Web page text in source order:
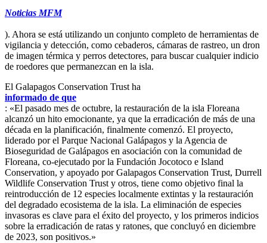
Noticias MFM
). Ahora se está utilizando un conjunto completo de herramientas de
vigilancia y detección, como cebaderos, cámaras de rastreo, un dron
de imagen térmica y perros detectores, para buscar cualquier indicio
de roedores que permanezcan en la isla.
El Galapagos Conservation Trust ha
informado de que
: «El pasado mes de octubre, la restauración de la isla Floreana
alcanzó un hito emocionante, ya que la erradicación de más de una
década en la planificación, finalmente comenzó. El proyecto,
liderado por el Parque Nacional Galápagos y la Agencia de
Bioseguridad de Galápagos en asociación con la comunidad de
Floreana, co-ejecutado por la Fundación Jocotoco e Island
Conservation, y apoyado por Galapagos Conservation Trust, Durrell
Wildlife Conservation Trust y otros, tiene como objetivo final la
reintroducción de 12 especies localmente extintas y la restauración
del degradado ecosistema de la isla. La eliminación de especies
invasoras es clave para el éxito del proyecto, y los primeros indicios
sobre la erradicación de ratas y ratones, que concluyó en diciembre
de 2023, son positivos.»